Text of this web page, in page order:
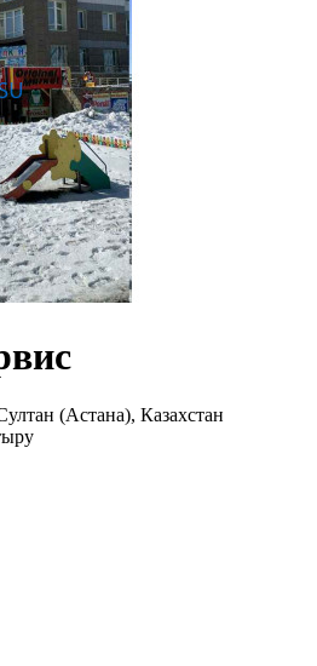
(Астана), Казахстан